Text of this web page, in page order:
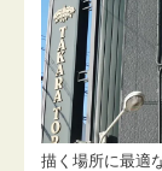
描く場所に最適